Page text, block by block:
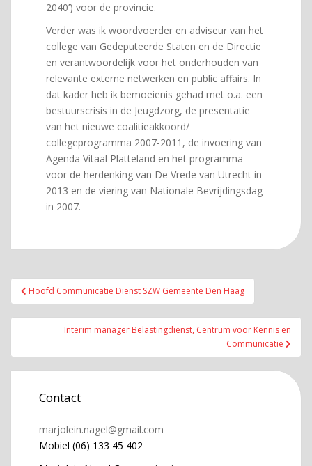
2040’) voor de provincie.
Verder was ik woordvoerder en adviseur van het
college van Gedeputeerde Staten en de Directie
en verantwoordelijk voor het onderhouden van
relevante externe netwerken en public affairs. In
dat kader heb ik bemoeienis gehad met o.a. een
bestuurscrisis in de Jeugdzorg, de presentatie
van het nieuwe coalitieakkoord/
collegeprogramma 2007-2011, de invoering van
Agenda Vitaal Platteland en het programma
voor de herdenking van De Vrede van Utrecht in
2013 en de viering van Nationale Bevrijdingsdag
in 2007.
Bericht
navigatie
Hoofd Communicatie Dienst SZW Gemeente Den Haag
Interim manager Belastingdienst, Centrum voor Kennis en
Communicatie
Contact
marjolein.nagel@gmail.com
Mobiel (06) 133 45 402